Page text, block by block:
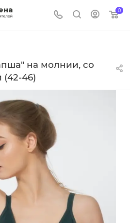
0
на молнии, со
46)